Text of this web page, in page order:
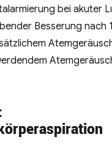
bei akuter
Besserung nach